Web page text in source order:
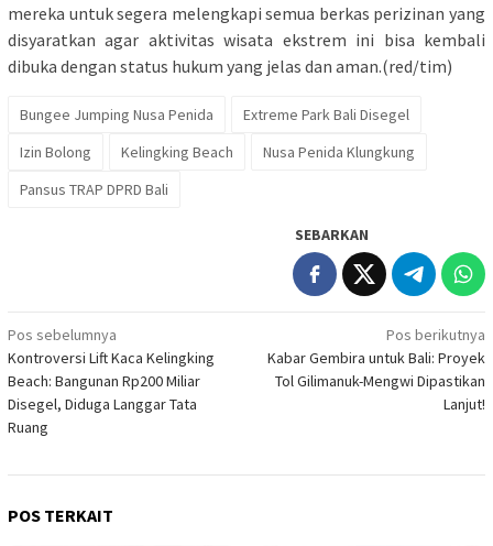
mereka untuk segera melengkapi semua berkas perizinan yang
disyaratkan agar aktivitas wisata ekstrem ini bisa kembali
dibuka dengan status hukum yang jelas dan aman.(red/tim)
Bungee Jumping Nusa Penida
Extreme Park Bali Disegel
Izin Bolong
Kelingking Beach
Nusa Penida Klungkung
Pansus TRAP DPRD Bali
SEBARKAN
Navigasi
pos
Pos sebelumnya
Kontroversi Lift Kaca Kelingking
Beach: Bangunan Rp200 Miliar
Disegel, Diduga Langgar Tata
Ruang
Pos berikutnya
Kabar Gembira untuk Bali: Proyek
Tol Gilimanuk-Mengwi Dipastikan
Lanjut!
POS TERKAIT